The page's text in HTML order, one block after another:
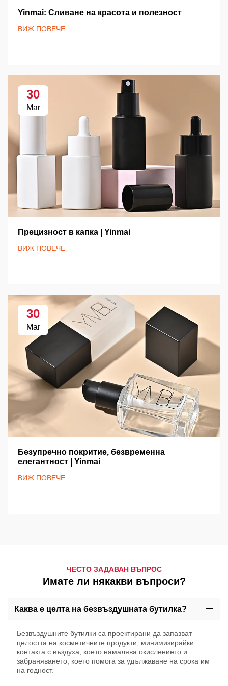
Yinmai: Сливане на красота и полезност
ВИЖ ПОВЕЧЕ
30
Mar
Прецизност в капка | Yinmai
ВИЖ ПОВЕЧЕ
30
Mar
Безупречно покритие, безвременна
елегантност | Yinmai
ВИЖ ПОВЕЧЕ
ЧЕСТО ЗАДАВАН ВЪПРОС
Имате ли някакви въпроси?
Каква е целта на безвъздушната бутилка?
Безвъздушните бутилки са проектирани да запазват
целостта на косметичните продукти, минимизирайки
контакта с въздуха, което намалява окислението и
забраняването, което помога за удължаване на срока им
на годност.